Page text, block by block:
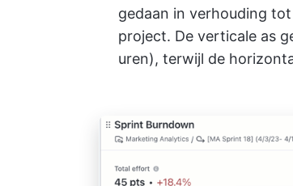
gedaan in verhouding
project. De verticale as
uren), terwijl de